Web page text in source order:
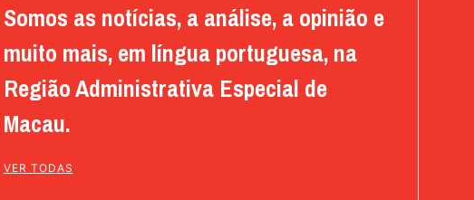
Somos as notícias, a análise, a opinião e
muito mais, em língua portuguesa, na
Região Administrativa Especial de
Macau.
VER TODAS